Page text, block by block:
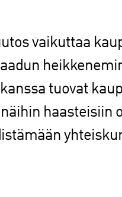
vaikuttaa
tuovat
näihin